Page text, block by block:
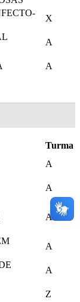
X
A
A
Turma
A
A
A
A
A
Z